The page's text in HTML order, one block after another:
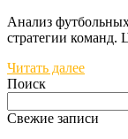
Анализ
стратегии команд.
Читать далее
Поиск
Свежие записи